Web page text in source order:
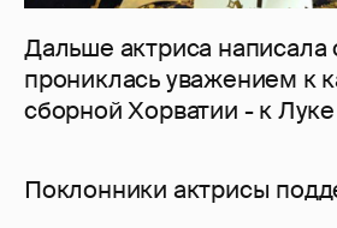
Дальше актриса написала
прониклась уважением к
сборной Хорватии - к
Поклонники актрисы